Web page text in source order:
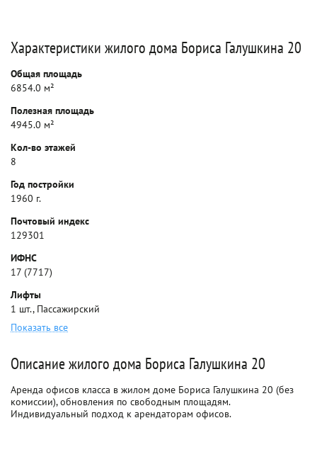
Характеристики жилого дома Бориса Галушкина 20
Общая площадь
6854.0 м²
Полезная площадь
4945.0 м²
Кол-во этажей
8
Год постройки
1960 г.
Почтовый индекс
129301
ИФНС
17 (7717)
Лифты
1 шт., Пассажирский
Показать все
Описание жилого дома Бориса Галушкина 20
Аренда офисов класса в жилом доме Бориса Галушкина 20 (без
комиссии), обновления по свободным площадям.
Индивидуальный подход к арендаторам офисов.